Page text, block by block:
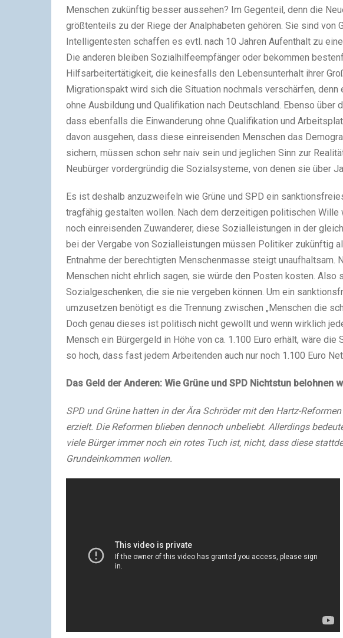
Menschen zukünftig besser aussehen? Im Gegenteil, denn die
größtenteils zu der Riege der Analphabeten gehören. Sie sind von
Intelligentesten schaffen es evtl. nach 10 Jahren Aufenthalt zu
Die anderen bleiben Sozialhilfeempfänger oder bekommen
Hilfsarbeitertätigkeit, die keinesfalls den Lebensunterhalt ihrer
Migrationspakt wird sich die Situation nochmals verschärfen,
ohne Ausbildung und Qualifikation nach Deutschland. Ebenso über
dass ebenfalls die Einwanderung ohne Qualifikation und
davon ausgehen, dass diese einreisenden Menschen das
sichern, müssen schon sehr naiv sein und jeglichen Sinn zur
Neubürger vordergründig die Sozialsysteme, von denen sie über
Es ist deshalb anzuzweifeln wie Grüne und SPD ein
tragfähig gestalten wollen. Nach dem derzeitigen politischen Wille
noch einreisenden Zuwanderer, diese Sozialleistungen in der
bei der Vergabe von Sozialleistungen müssen Politiker zukünftig
Entnahme der berechtigten Menschenmasse steigt unaufhaltsam.
Menschen nicht ehrlich sagen, sie würde den Posten kosten. Also
Sozialgeschenken, die sie nie vergeben können. Um ein
umzusetzen benötigt es die Trennung zwischen „Menschen die
Doch genau dieses ist politisch nicht gewollt und wenn wirklich
Mensch ein Bürgergeld in Höhe von ca. 1.100 Euro erhält, wäre
so hoch, dass fast jedem Arbeitenden auch nur noch 1.100 Euro
Das Geld der Anderen: Wie Grüne und SPD Nichtstun belohnen
SPD und Grüne hatten in der Ära Schröder mit den Hartz-
erzielt. Die Reformen blieben dennoch unbeliebt. Allerdings
viele Bürger immer noch ein rotes Tuch ist, nicht, dass diese
Grundeinkommen wollen.